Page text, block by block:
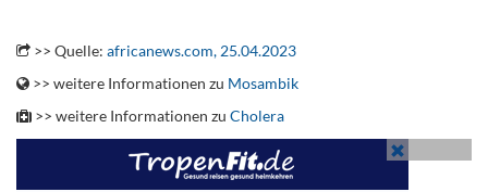
>> Quelle: africanews.com, 25.04.2023
>> weitere Informationen zu Mosambik
>> weitere Informationen zu Cholera